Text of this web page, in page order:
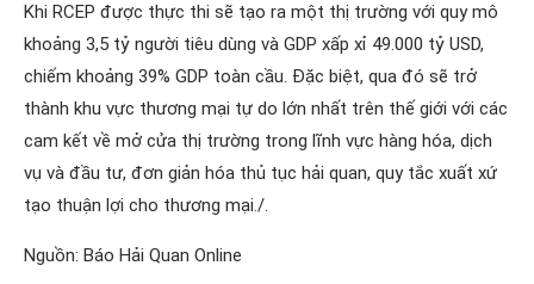
Khi RCEP được thực thi sẽ tạo ra một thị trường với quy mô
khoảng 3,5 tỷ người tiêu dùng và GDP xấp xỉ 49.000 tỷ USD,
chiếm khoảng 39% GDP toàn cầu. Đặc biệt, qua đó sẽ trở
thành khu vực thương mại tự do lớn nhất trên thế giới với các
cam kết về mở cửa thị trường trong lĩnh vực hàng hóa, dịch
vụ và đầu tư, đơn giản hóa thủ tục hải quan, quy tắc xuất xứ
tạo thuận lợi cho thương mại./.
Nguồn: Báo Hải Quan Online